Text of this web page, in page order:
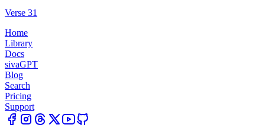
Verse 31
Home
Library
Docs
sivaGPT
Blog
Search
Pricing
Support